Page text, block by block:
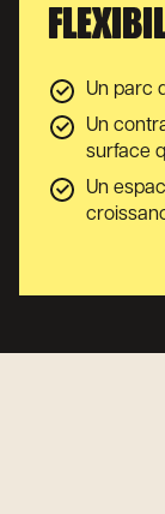
Un parc
Un
surface
Un